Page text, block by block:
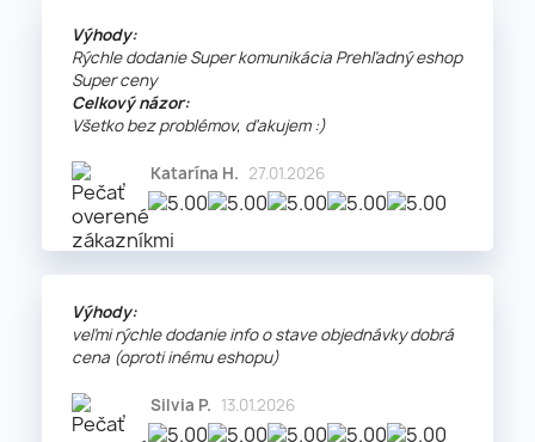
Výhody:
Rýchle dodanie Super komunikácia Prehľadný eshop
Super ceny
Celkový názor:
Všetko bez problémov, ďakujem :)
Katarína H. 27.01.2026
Výhody:
veľmi rýchle dodanie info o stave objednávky dobrá
cena (oproti inému eshopu)
Silvia P. 13.01.2026